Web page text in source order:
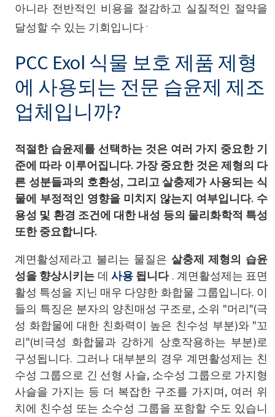
아니라 전반적인 비용을 절감하고 실질적인 절약을
달성할 수 있는 기회입니다 .
PCC Exol 식물 보호 제품 제형
에 사용되는 전문 습윤제 제조
업체입니까?
적절한 습윤제를 선택하는 것은 여러 가지 중요한 기
준에 따라 이루어집니다. 가장 중요한 것은 제형의 다
른 성분들과의 호환성, 그리고 살충제가 사용되는 식
물에 부정적인 영향을 미치지 않는지 여부입니다. 수
용성 및 환경 조건에 대한 내성 등의 물리화학적 특성
또한 중요합니다.
계면활성제라고 불리는 물질은 살충제 제형의 습윤
성을 향상시키는 데 사용됩니다. 계면활성제는 표면
활성 특성을 지닌 매우 다양한 화합물 그룹입니다. 이
들의 특징은 분자의 양친매성 구조로, 소위 "머리"(극
성 화합물에 대한 친화력이 높은 친수성 부분)와 "꼬
리"(비극성 화합물과 강하게 상호작용하는 부분)로
구성됩니다. 그러나 대부분의 경우 계면활성제는 친
수성 그룹으로 긴 선형 사슬, 소수성 그룹으로 가지형
사슬을 가지는 등 더 복잡한 구조를 가지며, 여러 위
치에 친수성 또는 소수성 그룹을 포함할 수도 있습니